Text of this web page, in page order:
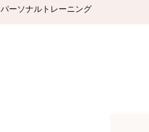
パーソナルトレーニング